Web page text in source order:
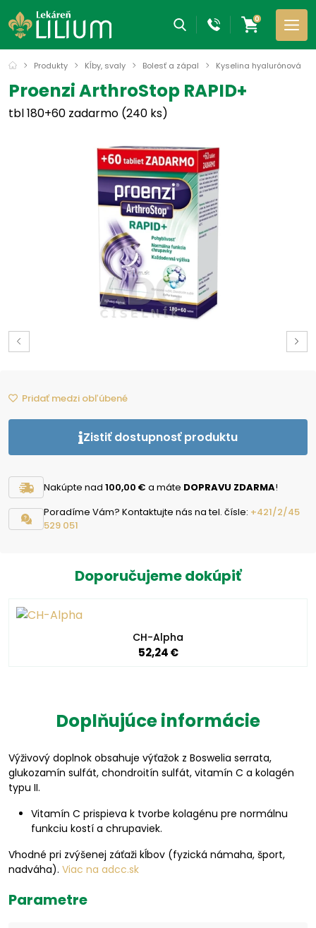
0
Produkty Kĺby, svaly Bolesť a zápal Kyselina hyalurónová
Proenzi ArthroStop RAPID+
tbl 180+60 zadarmo (240 ks)
Pridať medzi obľúbené
Zistiť dostupnosť produktu
Nakúpte nad 100,00 € a máte DOPRAVU ZDARMA!
Poradíme Vám? Kontaktujte nás na tel. čísle: +421/2/45
529 051
Doporučujeme dokúpiť
CH-Alpha
52,24 €
Doplňujúce informácie
Výživový doplnok obsahuje výťažok z Boswelia serrata,
glukozamín sulfát, chondroitín sulfát, vitamín C a kolagén
typu II.
Vitamín C prispieva k tvorbe kolagénu pre normálnu
funkciu kostí a chrupaviek.
Vhodné pri zvýšenej záťaži kĺbov (fyzická námaha, šport,
nadváha). Viac na adcc.sk
Parametre